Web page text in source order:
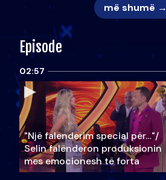
më shumë →
Episode
02:57
"Një falenderim special për…"/
Selin falënderon produksionin
mes emocionesh të forta